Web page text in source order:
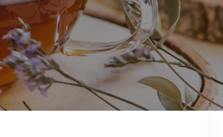
よくある質問
お知らせ
コンテンツ
プライバシーポリシー